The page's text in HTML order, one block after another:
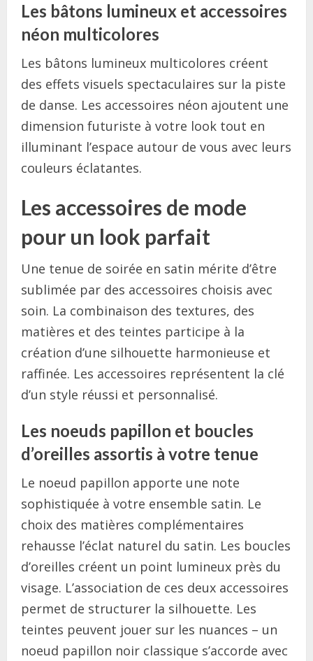
Les bâtons lumineux et accessoires
néon multicolores
Les bâtons lumineux multicolores créent
des effets visuels spectaculaires sur la piste
de danse. Les accessoires néon ajoutent une
dimension futuriste à votre look tout en
illuminant l’espace autour de vous avec leurs
couleurs éclatantes.
Les accessoires de mode
pour un look parfait
Une tenue de soirée en satin mérite d’être
sublimée par des accessoires choisis avec
soin. La combinaison des textures, des
matières et des teintes participe à la
création d’une silhouette harmonieuse et
raffinée. Les accessoires représentent la clé
d’un style réussi et personnalisé.
Les noeuds papillon et boucles
d’oreilles assortis à votre tenue
Le noeud papillon apporte une note
sophistiquée à votre ensemble satin. Le
choix des matières complémentaires
rehausse l’éclat naturel du satin. Les boucles
d’oreilles créent un point lumineux près du
visage. L’association de ces deux accessoires
permet de structurer la silhouette. Les
teintes peuvent jouer sur les nuances – un
noeud papillon noir classique s’accorde avec